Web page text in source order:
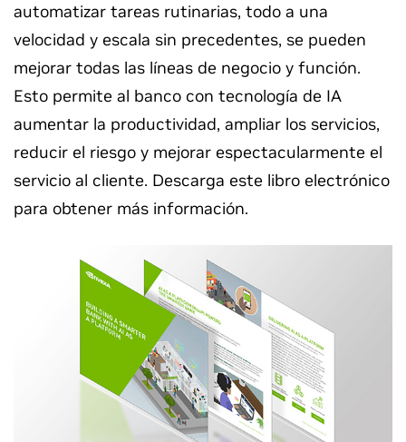
automatizar tareas rutinarias, todo a una
velocidad y escala sin precedentes, se pueden
mejorar todas las líneas de negocio y función.
Esto permite al banco con tecnología de IA
aumentar la productividad, ampliar los servicios,
reducir el riesgo y mejorar espectacularmente el
servicio al cliente. Descarga este libro electrónico
para obtener más información.